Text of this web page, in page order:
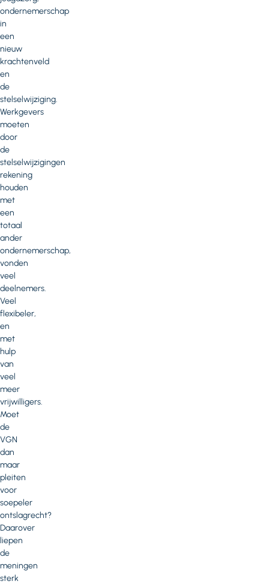
ondernemerschap
in
een
nieuw
krachtenveld
en
de
stelselwijziging.
Werkgevers
moeten
door
de
stelselwijzigingen
rekening
houden
met
een
totaal
ander
ondernemerschap,
vonden
veel
deelnemers.
Veel
flexibeler,
en
met
hulp
van
veel
meer
vrijwilligers.
Moet
de
VGN
dan
maar
pleiten
voor
soepeler
ontslagrecht?
Daarover
liepen
de
meningen
sterk